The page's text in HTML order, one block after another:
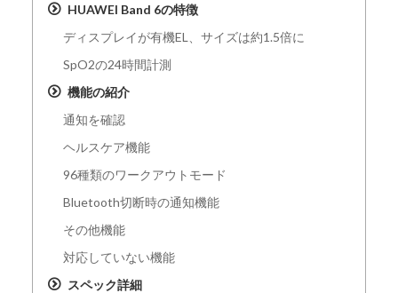
HUAWEI Band 6の特徴
ディスプレイが有機EL、サイズは約1.5倍に
SpO2の24時間計測
機能の紹介
通知を確認
ヘルスケア機能
96種類のワークアウトモード
Bluetooth切断時の通知機能
その他機能
対応していない機能
スペック詳細